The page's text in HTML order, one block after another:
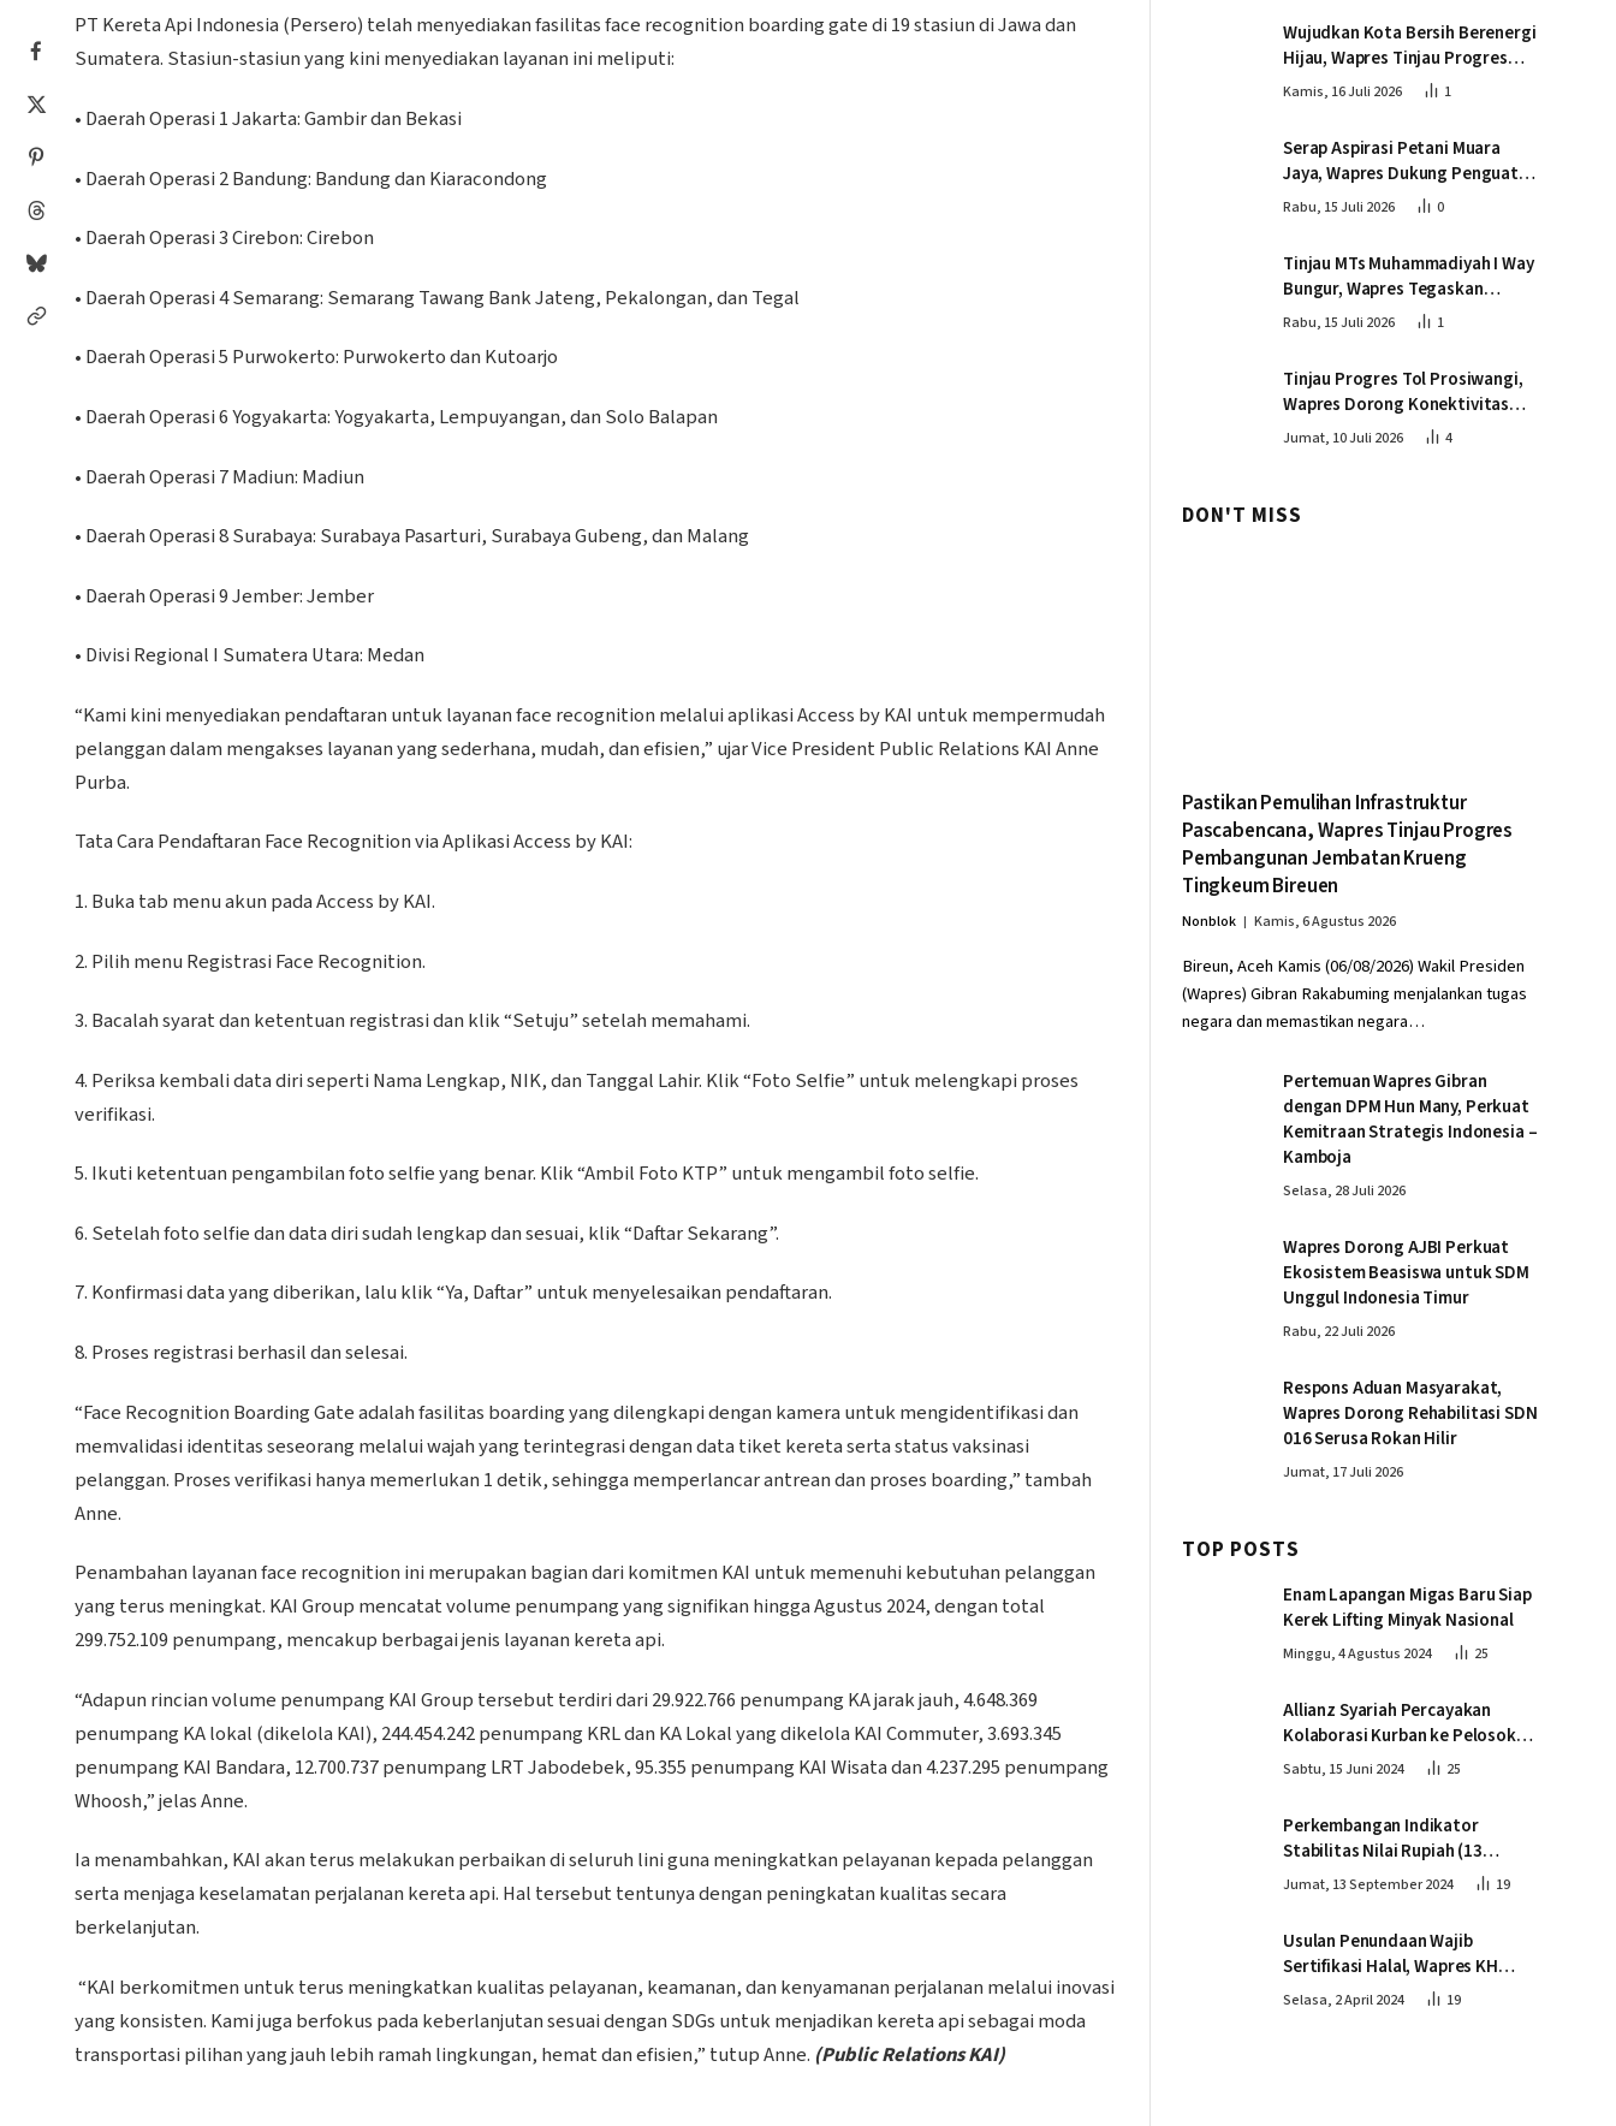
PT Kereta Api Indonesia (Persero) telah menyediakan fasilitas face recognition boarding gate di 19 stasiun di Jawa dan
Sumatera. Stasiun-stasiun yang kini menyediakan layanan ini meliputi:
• Daerah Operasi 1 Jakarta: Gambir dan Bekasi
• Daerah Operasi 2 Bandung: Bandung dan Kiaracondong
• Daerah Operasi 3 Cirebon: Cirebon
• Daerah Operasi 4 Semarang: Semarang Tawang Bank Jateng, Pekalongan, dan Tegal
• Daerah Operasi 5 Purwokerto: Purwokerto dan Kutoarjo
• Daerah Operasi 6 Yogyakarta: Yogyakarta, Lempuyangan, dan Solo Balapan
• Daerah Operasi 7 Madiun: Madiun
• Daerah Operasi 8 Surabaya: Surabaya Pasarturi, Surabaya Gubeng, dan Malang
• Daerah Operasi 9 Jember: Jember
• Divisi Regional I Sumatera Utara: Medan
“Kami kini menyediakan pendaftaran untuk layanan face recognition melalui aplikasi Access by KAI untuk mempermudah
pelanggan dalam mengakses layanan yang sederhana, mudah, dan efisien,” ujar Vice President Public Relations KAI Anne
Purba.
Tata Cara Pendaftaran Face Recognition via Aplikasi Access by KAI:
1. Buka tab menu akun pada Access by KAI.
2. Pilih menu Registrasi Face Recognition.
3. Bacalah syarat dan ketentuan registrasi dan klik “Setuju” setelah memahami.
4. Periksa kembali data diri seperti Nama Lengkap, NIK, dan Tanggal Lahir. Klik “Foto Selfie” untuk melengkapi proses
verifikasi.
5. Ikuti ketentuan pengambilan foto selfie yang benar. Klik “Ambil Foto KTP” untuk mengambil foto selfie.
6. Setelah foto selfie dan data diri sudah lengkap dan sesuai, klik “Daftar Sekarang”.
7. Konfirmasi data yang diberikan, lalu klik “Ya, Daftar” untuk menyelesaikan pendaftaran.
8. Proses registrasi berhasil dan selesai.
“Face Recognition Boarding Gate adalah fasilitas boarding yang dilengkapi dengan kamera untuk mengidentifikasi dan
memvalidasi identitas seseorang melalui wajah yang terintegrasi dengan data tiket kereta serta status vaksinasi
pelanggan. Proses verifikasi hanya memerlukan 1 detik, sehingga memperlancar antrean dan proses boarding,” tambah
Anne.
Penambahan layanan face recognition ini merupakan bagian dari komitmen KAI untuk memenuhi kebutuhan pelanggan
yang terus meningkat. KAI Group mencatat volume penumpang yang signifikan hingga Agustus 2024, dengan total
299.752.109 penumpang, mencakup berbagai jenis layanan kereta api.
“Adapun rincian volume penumpang KAI Group tersebut terdiri dari 29.922.766 penumpang KA jarak jauh, 4.648.369
penumpang KA lokal (dikelola KAI), 244.454.242 penumpang KRL dan KA Lokal yang dikelola KAI Commuter, 3.693.345
penumpang KAI Bandara, 12.700.737 penumpang LRT Jabodebek, 95.355 penumpang KAI Wisata dan 4.237.295 penumpang
Whoosh,” jelas Anne.
Ia menambahkan, KAI akan terus melakukan perbaikan di seluruh lini guna meningkatkan pelayanan kepada pelanggan
serta menjaga keselamatan perjalanan kereta api. Hal tersebut tentunya dengan peningkatan kualitas secara
berkelanjutan.
“KAI berkomitmen untuk terus meningkatkan kualitas pelayanan, keamanan, dan kenyamanan perjalanan melalui inovasi
yang konsisten. Kami juga berfokus pada keberlanjutan sesuai dengan SDGs untuk menjadikan kereta api sebagai moda
transportasi pilihan yang jauh lebih ramah lingkungan, hemat dan efisien,” tutup Anne. (Public Relations KAI)
Wujudkan Kota Bersih Berenergi
Hijau, Wapres Tinjau Progres
Pembangunan PSEL di
Kamis, 16 Juli 2026 1
Serap Aspirasi Petani Muara
Jaya, Wapres Dukung Penguatan
Ekosistem Singkong untuk
Rabu, 15 Juli 2026 0
Tinjau MTs Muhammadiyah I Way
Bungur, Wapres Tegaskan
Pembangunan SDM Harus
Rabu, 15 Juli 2026 1
Tinjau Progres Tol Prosiwangi,
Wapres Dorong Konektivitas
dan Pertumbuhan Ekonomi
Jumat, 10 Juli 2026 4
DON'T MISS
Pastikan Pemulihan Infrastruktur
Pascabencana, Wapres Tinjau Progres
Pembangunan Jembatan Krueng
Tingkeum Bireuen
Nonblok Kamis, 6 Agustus 2026
Bireun, Aceh Kamis (06/08/2026) Wakil Presiden
(Wapres) Gibran Rakabuming menjalankan tugas
negara dan memastikan negara…
Pertemuan Wapres Gibran
dengan DPM Hun Many, Perkuat
Kemitraan Strategis Indonesia –
Kamboja
Selasa, 28 Juli 2026
Wapres Dorong AJBI Perkuat
Ekosistem Beasiswa untuk SDM
Unggul Indonesia Timur
Rabu, 22 Juli 2026
Respons Aduan Masyarakat,
Wapres Dorong Rehabilitasi SDN
016 Serusa Rokan Hilir
Jumat, 17 Juli 2026
TOP POSTS
Enam Lapangan Migas Baru Siap
Kerek Lifting Minyak Nasional
Minggu, 4 Agustus 2024 25
Allianz Syariah Percayakan
Kolaborasi Kurban ke Pelosok
Negeri bersama Dompet Dhuafa
Sabtu, 15 Juni 2024 25
Perkembangan Indikator
Stabilitas Nilai Rupiah (13
September 2024)
Jumat, 13 September 2024 19
Usulan Penundaan Wajib
Sertifikasi Halal, Wapres KH
Ma’ruf Amin: Proses Tetap
Selasa, 2 April 2024 19